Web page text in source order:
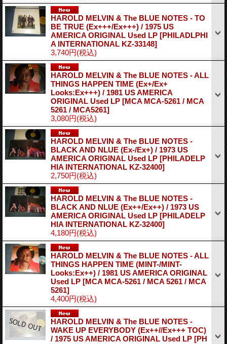
HAROLD MELVIN & The BLUE NOTES - TO
BE TRUE (Ex+++/Ex+++) / 1975 US
AMERICA ORIGINAL Used LP [PHILADLPHI
A INTERNATIONAL KZ-33148]
3,740円(税込)
HAROLD MELVIN & The BLUE NOTES - ALL
THINGS HAPPEN TIME (Ex+/Ex+
Looks:Ex+++) / 1981 US AMERICA
ORIGINAL Used LP [MCA MCA-5261 / MCA
5261 / MCA5261]
3,080円(税込)
HAROLD MELVIN & The BLUE NOTES -
BLACK AND NLUE (Ex-/Ex+) / 1973 US
AMERICA ORIGINAL Used LP [PHILADELP
HIA INTERNATIONAL KZ-32400]
2,750円(税込)
HAROLD MELVIN & The BLUE NOTES -
BLACK AND NLUE (Ex++/Ex++) / 1973 US
AMERICA ORIGINAL Used LP [PHILADELP
HIA INTERNATIONAL KZ-32400]
4,180円(税込)
HAROLD MELVIN & The BLUE NOTES - ALL
THINGS HAPPEN TIME (MINT-/MINT-
Looks:Ex++) / 1981 US AMERICA ORIGINAL
Used LP [MCA MCA-5261 / MCA 5261 / MCA
5261]
4,400円(税込)
HAROLD MELVIN & The BLUE NOTES -
WAKE UP EVERYBODY (Ex++//Ex+++ TOC)
/ 1975 US AMERICA ORIGINAL Used LP [PH